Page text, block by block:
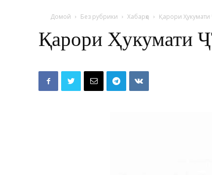
Домой Без рубрики Хабарҳо Қарори
Қарори Ҳукумати